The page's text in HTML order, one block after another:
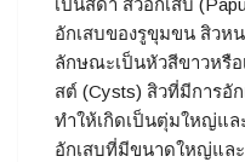
เป็นสีดำ สิวอักเสบ
อักเสบของรูขุมขน สิวห
ลักษณะเป็นหัวสีขาวหรือ
สต์ (Cysts) สิวที่มีการอั
ทำให้เกิดเป็นตุ่มใหญ่แล
อักเสบที่มีขนาดใหญ่แล